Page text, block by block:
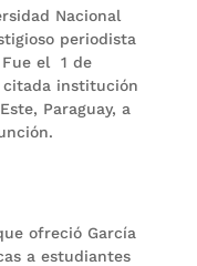
Nacional
periodista
Fue el 1 de
citada institución
Paraguay, a
ofreció García
a estudiantes